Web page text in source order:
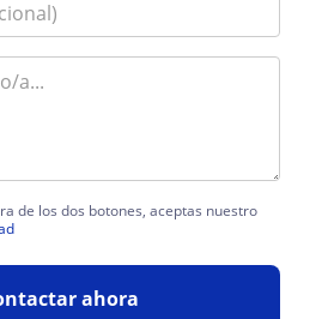
de los dos botones, aceptas nuestro
ahora